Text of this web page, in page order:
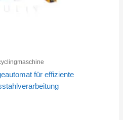
für effiziente